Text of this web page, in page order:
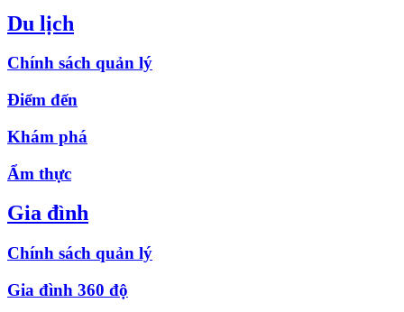
Du lịch
Chính sách quản lý
Điểm đến
Khám phá
Ẩm thực
Gia đình
Chính sách quản lý
Gia đình 360 độ